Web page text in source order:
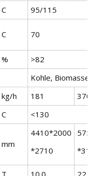
C
95/115
C 70
%
>82
Kohle,
kg/h 181
370
C <130
mm
4410*2000
*2710